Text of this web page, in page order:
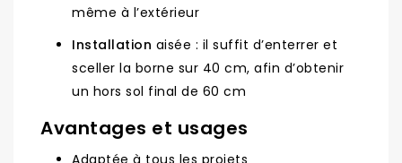
même à l’extérieur
Installation aisée : il suffit d’enterrer et
sceller la borne sur 40 cm, afin d’obtenir
un hors sol final de 60 cm
Avantages et usages